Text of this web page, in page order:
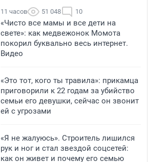
11 часов 51 048 10
«Чисто все мамы и все дети на
свете»: как медвежонок Момота
покорил буквально весь интернет.
Видео
«Это тот, кого ты травила»: прикамца
приговорили к 22 годам за убийство
семьи его девушки, сейчас он звонит
ей с угрозами
«Я не жалуюсь». Строитель лишился
рук и ног и стал звездой соцсетей:
как он живет и почему его семью